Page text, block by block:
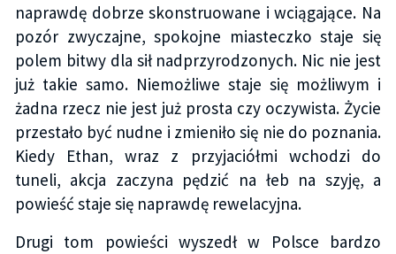
naprawdę dobrze skonstruowane i wciągające. Na
pozór zwyczajne, spokojne miasteczko staje się
polem bitwy dla sił nadprzyrodzonych. Nic nie jest
już takie samo. Niemożliwe staje się możliwym i
żadna rzecz nie jest już prosta czy oczywista. Życie
przestało być nudne i zmieniło się nie do poznania.
Kiedy Ethan, wraz z przyjaciółmi wchodzi do
tuneli, akcja zaczyna pędzić na łeb na szyję, a
powieść staje się naprawdę rewelacyjna.
Drugi tom powieści wyszedł w Polsce bardzo